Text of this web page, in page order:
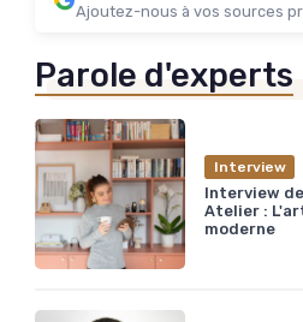
Ajoutez-nous à vos sources
Parole d'experts
Interview
Interview de
Atelier :
moderne